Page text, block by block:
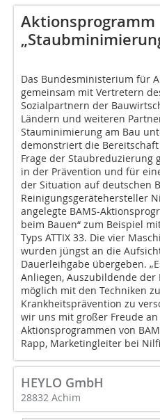
Aktionsprogramm
Das Bundesministerium für
gemeinsam mit Vertretern
Sozialpartnern der
Ländern und weiteren
Stauminimierung am Bau
demonstriert die
Frage der Staubreduzierung
in der Prävention und für
der Situation auf deutschen
Reinigungsgerätehersteller
angelegte BAMS-
beim Bauen“ zum Beispiel
Typs ATTIX 33. Die vier
wurden jüngst an die
Dauerleihgabe übergeben.
Anliegen, Auszubildende
möglich mit den Techniken
Krankheitsprävention zu
wir uns mit großer Freude
Aktionsprogrammen von
Rapp, Marketingleiter bei
HEYLO GmbH
28832 Achim